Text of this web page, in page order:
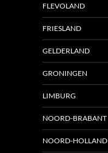
FLEVOLAND
FRIESLAND
GELDERLAND
GRONINGEN
LIMBURG
NOORD-BRABANT
NOORD-HOLLAND